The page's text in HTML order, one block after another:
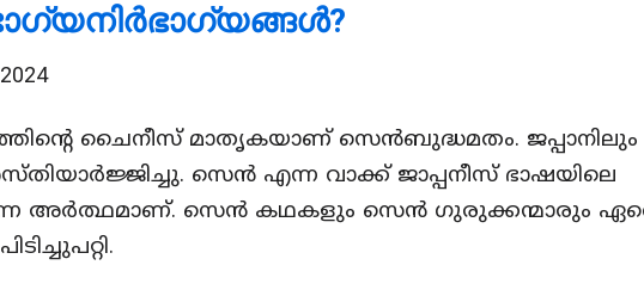
ചൈനീസ് മാതൃകയാണ് സെൻബുദ്ധമതം. ജപ്പാനിലും
സെൻ എന്ന വാക്ക് ജാപ്പനീസ് ഭാഷയിലെ
അർത്ഥമാണ്. സെൻ കഥകളും സെൻ ഗുരുക്കന്മാരും